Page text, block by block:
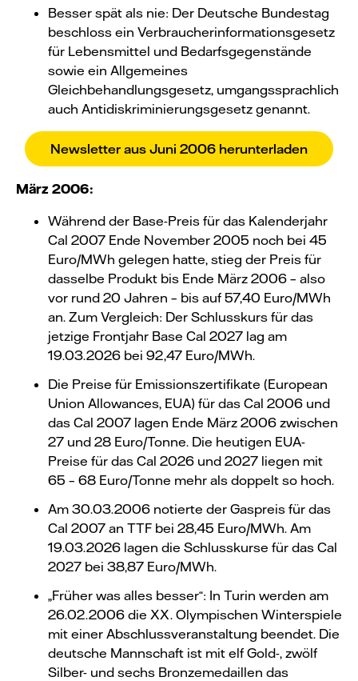
Besser spät als nie: Der Deutsche Bundestag
beschloss ein Verbraucherinformationsgesetz
für Lebensmittel und Bedarfsgegenstände
sowie ein Allgemeines
Gleichbehandlungsgesetz, umgangssprachlich
auch Antidiskriminierungsgesetz genannt.
Newsletter aus Juni 2006 herunterladen
März 2006:
Während der Base-Preis für das Kalenderjahr
Cal 2007 Ende November 2005 noch bei 45
Euro/MWh gelegen hatte, stieg der Preis für
dasselbe Produkt bis Ende März 2006 – also
vor rund 20 Jahren – bis auf 57,40 Euro/MWh
an. Zum Vergleich: Der Schlusskurs für das
jetzige Frontjahr Base Cal 2027 lag am
19.03.2026 bei 92,47 Euro/MWh.
Die Preise für Emissionszertifikate (European
Union Allowances, EUA) für das Cal 2006 und
das Cal 2007 lagen Ende März 2006 zwischen
27 und 28 Euro/Tonne. Die heutigen EUA-
Preise für das Cal 2026 und 2027 liegen mit
65 – 68 Euro/Tonne mehr als doppelt so hoch.
Am 30.03.2006 notierte der Gaspreis für das
Cal 2007 an TTF bei 28,45 Euro/MWh. Am
19.03.2026 lagen die Schlusskurse für das Cal
2027 bei 38,87 Euro/MWh.
„Früher was alles besser“: In Turin werden am
26.02.2006 die XX. Olympischen Winterspiele
mit einer Abschlussveranstaltung beendet. Die
deutsche Mannschaft ist mit elf Gold-, zwölf
Silber- und sechs Bronzemedaillen das